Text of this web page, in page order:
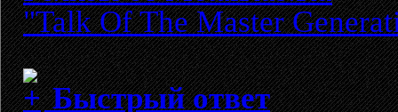
"Talk Of The Master
Быстрый ответ